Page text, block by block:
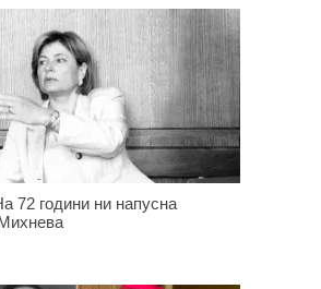
години ни напусна